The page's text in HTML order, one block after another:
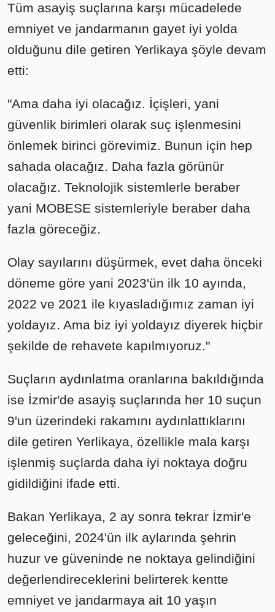
Tüm asayiş suçlarına karşı mücadelede
emniyet ve jandarmanın gayet iyi yolda
olduğunu dile getiren Yerlikaya şöyle devam
etti:
"Ama daha iyi olacağız. İçişleri, yani
güvenlik birimleri olarak suç işlenmesini
önlemek birinci görevimiz. Bunun için hep
sahada olacağız. Daha fazla görünür
olacağız. Teknolojik sistemlerle beraber
yani MOBESE sistemleriyle beraber daha
fazla göreceğiz.
Olay sayılarını düşürmek, evet daha önceki
döneme göre yani 2023'ün ilk 10 ayında,
2022 ve 2021 ile kıyasladığımız zaman iyi
yoldayız. Ama biz iyi yoldayız diyerek hiçbir
şekilde de rehavete kapılmıyoruz."
Suçların aydınlatma oranlarına bakıldığında
ise İzmir'de asayiş suçlarında her 10 suçun
9'un üzerindeki rakamını aydınlattıklarını
dile getiren Yerlikaya, özellikle mala karşı
işlenmiş suçlarda daha iyi noktaya doğru
gidildiğini ifade etti.
Bakan Yerlikaya, 2 ay sonra tekrar İzmir'e
geleceğini, 2024'ün ilk aylarında şehrin
huzur ve güveninde ne noktaya gelindiğini
değerlendireceklerini belirterek kentte
emniyet ve jandarmaya ait 10 yaşın